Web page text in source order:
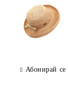
Абонирай се